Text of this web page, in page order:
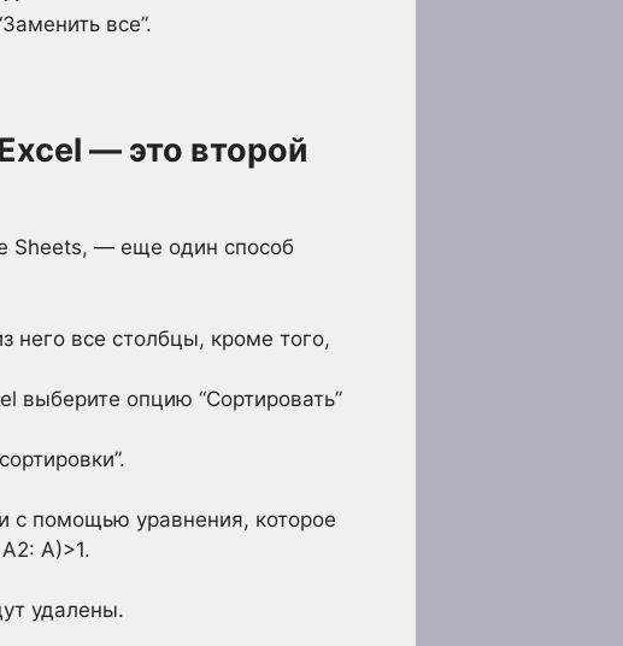
все”.
— это второй
Sheets, — еще один способ
него все столбцы, кроме того,
выберите опцию “Сортировать”
с помощью уравнения, которое
A)>1.
удалены.